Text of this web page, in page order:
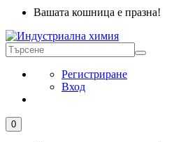
Вашата кошница е празна!
Регистриране
Вход
0